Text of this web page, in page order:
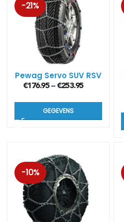
-21%
Pewag Servo SUV RSV
€176.95– €253.95
GEGEVENS
-10%